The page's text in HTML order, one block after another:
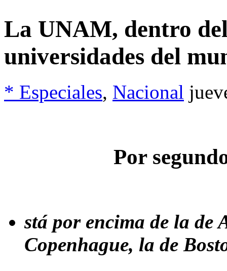
La UNAM, dentro
universidades del
* Especiales, Nacional
Por
stá por encima de la
Copenhague, la de